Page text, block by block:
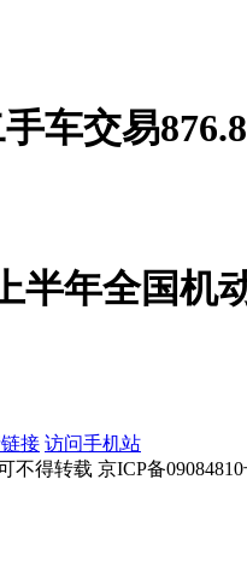
车交易
半年全国机
接 访问手机站
得转载 京ICP备09084810